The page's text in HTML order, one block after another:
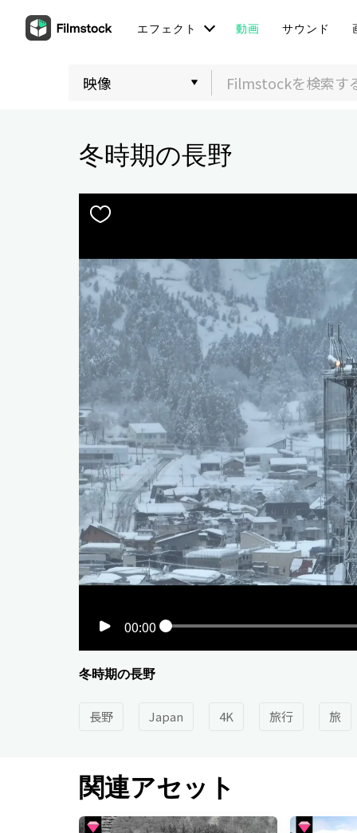
エフェクト 動画 サウンド
冬時期の長野
00:00
冬時期の長野
長野 Japan 4K 旅行 旅
関連アセット